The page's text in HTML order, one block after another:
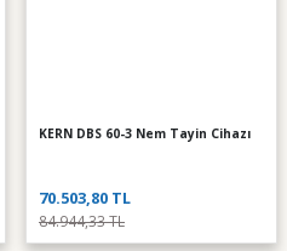
KERN DBS 60-3 Nem Tayin Cihazı
70.503,80 TL
84.944,33 TL